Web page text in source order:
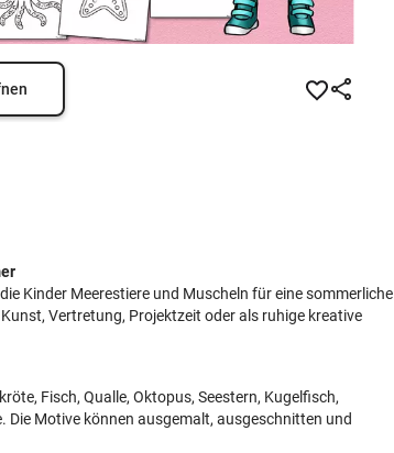
Kinder Meerestiere und Muscheln für eine sommerliche
Vertretung, Projektzeit oder als ruhige kreative
Fisch, Qualle, Oktopus, Seestern, Kugelfisch,
Die Motive können ausgemalt, ausgeschnitten und